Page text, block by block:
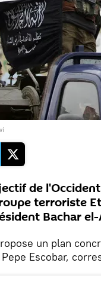
de
terroriste
Bachar el-
un plan
Escobar,